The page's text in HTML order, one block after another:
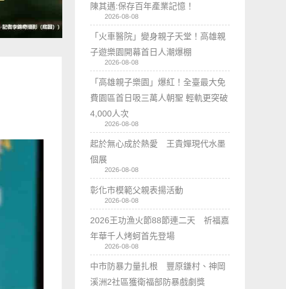
陳其邁:保存百年產業記憶！
2026-08-08
「火車醫院」變身親子天堂！高雄親
子遊樂園開幕首日人潮爆棚
2026-08-08
「高雄親子樂園」爆紅！全臺最大免
費園區首日吸三萬人朝聖 輕軌更突破
4,000人次
2026-08-08
起於無心成於熱愛 王貴嬋現代水墨
個展
2026-08-08
彰化市模範父親表揚活動
2026-08-08
2026王功漁火節88節連二天 祈福嘉
年華千人烤蚵首先登場
2026-08-08
中市防暴力量扎根 豐原鎌村、神岡
溪洲2社區獲衛福部防暴戲劇獎